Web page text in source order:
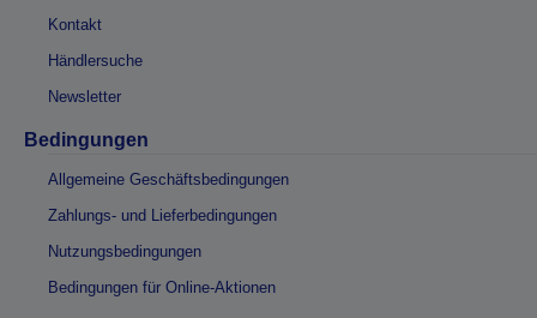
Kontakt
Händlersuche
Newsletter
Bedingungen
Allgemeine Geschäftsbedingungen
Zahlungs- und Lieferbedingungen
Nutzungsbedingungen
Bedingungen für Online-Aktionen